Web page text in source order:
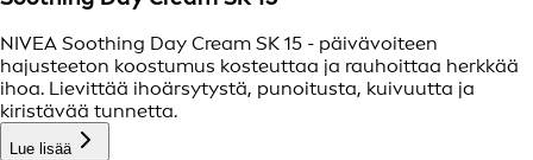
NIVEA Soothing Day Cream SK 15 - päivävoiteen
hajusteeton koostumus kosteuttaa ja rauhoittaa herkkää
ihoa. Lievittää ihoärsytystä, punoitusta, kuivuutta ja
kiristävää tunnetta.
Lue lisää